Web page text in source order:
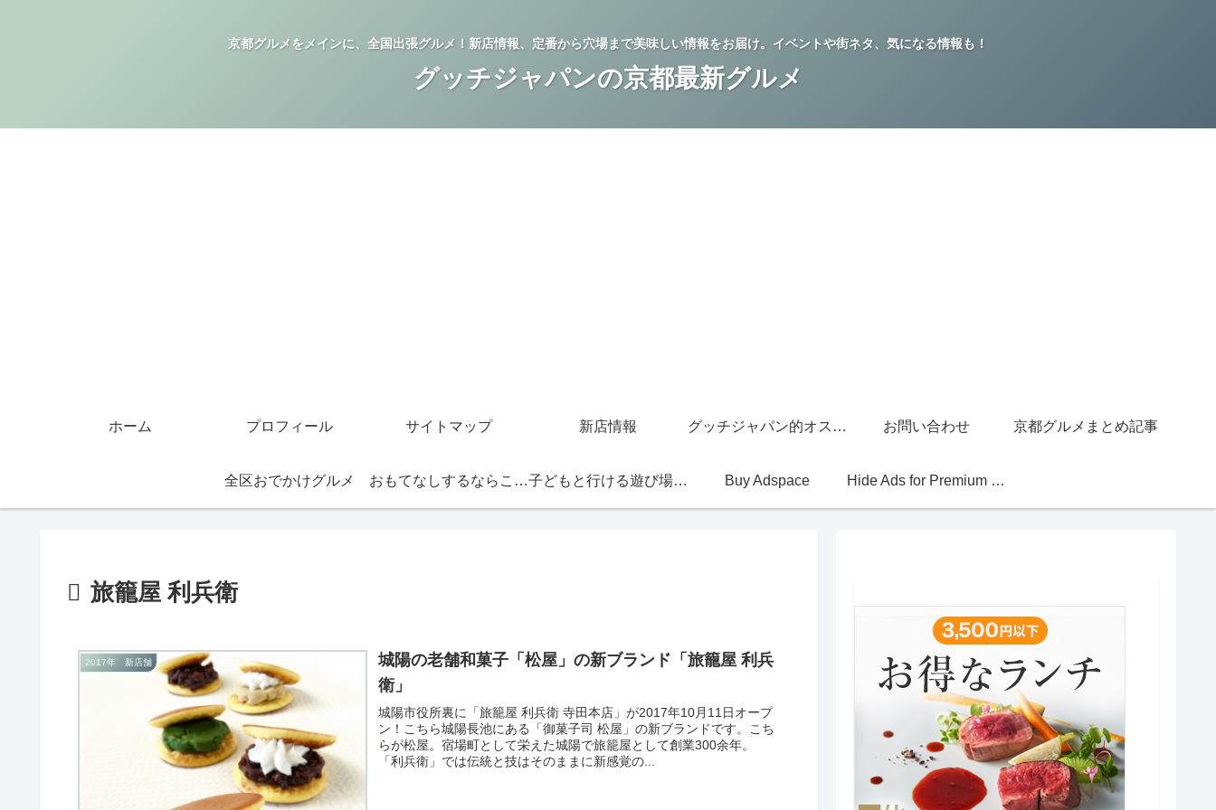
京都グルメをメインに、全国出張グルメ！新店情報、定番から穴場まで美味しい情報をお届け。イベントや街ネタ、気になる情報も！
グッチジャパンの京都最新グルメ
ホーム プロフィール サイトマップ 新店情報 グッチジャパン的オススメ店 お問い合わせ 京都グルメまとめ記事
全区おでかけグルメ おもてなしするならこの店 子どもと行ける遊び場・お店 Buy Adspace Hide Ads for Premium Members
旅籠屋 利兵衛
2017年 新店舗
城陽の老舗和菓子「松屋」の新ブランド「旅籠屋 利兵
衛」
城陽市役所裏に「旅籠屋 利兵衛 寺田本店」が2017年10月11日オープ
ン！こちら城陽長池にある「御菓子司 松屋」の新ブランドです。こち
らが松屋。宿場町として栄えた城陽で旅籠屋として創業300余年。
「利兵衛」では伝統と技はそのままに新感覚の...